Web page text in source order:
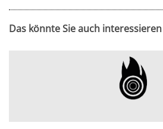
Das könnte Sie auch interessieren